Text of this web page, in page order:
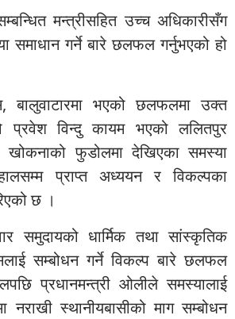
मन्त्रीसहित उच्च अधिकारीसँग
समाधान गर्ने बारे छलफल गर्नुभएको हो
बालुवाटारमा भएको छलफलमा उक्त
प्रवेश विन्दु कायम भएको ललितपुर
खोकनाको फुडोलमा देखिएका समस्या
प्राप्त अध्ययन र विकल्पका
छ ।
समुदायको धार्मिक तथा सांस्कृतिक
सम्बोधन गर्ने विकल्प बारे छलफल
प्रधानमन्त्री ओलीले समस्यालाई
नराखी स्थानीयबासीको माग सम्बोधन